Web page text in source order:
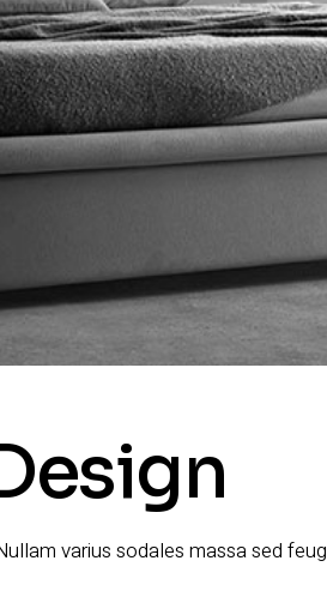
varius sodales massa sed